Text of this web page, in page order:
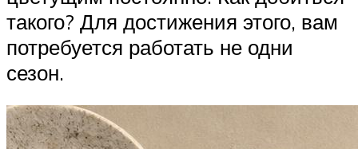
такого? Для достижения этого, вам
потребуется работать не одни
сезон.